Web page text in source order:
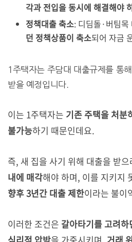
각과 전입을 동시에 해결해야
정책대출 축소: 디딤돌·버팀목
던 정책상품이 축소되어 자금
1주택자는 주담대 대출규제를 통
받을 예정입니다.
이는 1주택자는 기존 주택을 처분
불가능하기 때문인데요.
즉, 새 집을 사기 위해 대출을 받으
내에 매각해야 하며, 이를 지키지
향후 3년간 대출 제한이라는 불이
이러한 조건은 갈아타기를 고려